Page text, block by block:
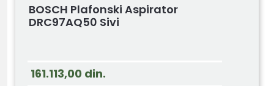
BOSCH Plafonski Aspirator
DRC97AQ50 Sivi
161.113,00 din.